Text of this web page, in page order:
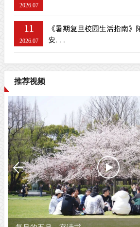
2026.07
11
2026.07
《暑期复旦校园生活指南》
安...
推荐视频